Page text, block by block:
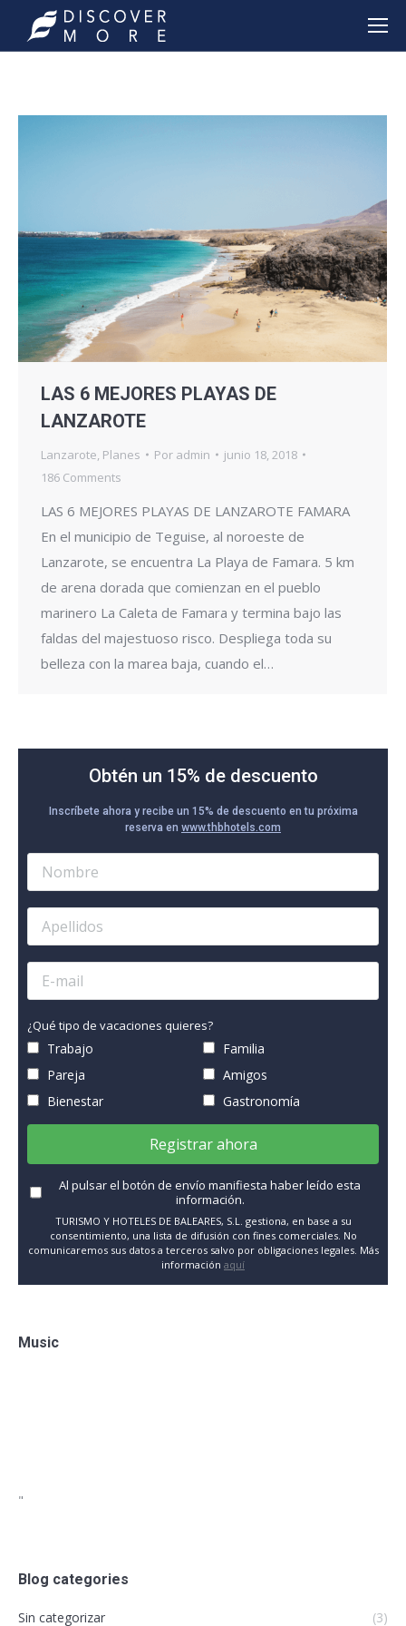
LAS 6 MEJORES PLAYAS DE
LANZAROTE
Lanzarote Planes Por admin
junio 18, 2018
186 Comments
LAS 6 MEJORES PLAYAS DE LANZAROTE FAMARA
En el municipio de Teguise, al noroeste de
Lanzarote, se encuentra La Playa de Famara. 5 km
de arena dorada que comienzan en el pueblo
marinero La Caleta de Famara y termina bajo las
faldas del majestuoso risco. Despliega toda su
belleza con la marea baja, cuando el…
Obtén un 15% de descuento
Inscríbete ahora y recibe un 15% de descuento en tu próxima
reserva en www.thbhotels.com
¿Qué tipo de vacaciones quieres?
Trabajo
Familia
Pareja
Amigos
Bienestar
Gastronomía
Registrar ahora
Al pulsar el botón de envío manifiesta haber leído esta
información.
TURISMO Y HOTELES DE BALEARES, S.L. gestiona, en base a su
consentimiento, una lista de difusión con fines comerciales. No
comunicaremos sus datos a terceros salvo por obligaciones legales. Más
información aquí
Music
"
Blog categories
Sin categorizar (3)